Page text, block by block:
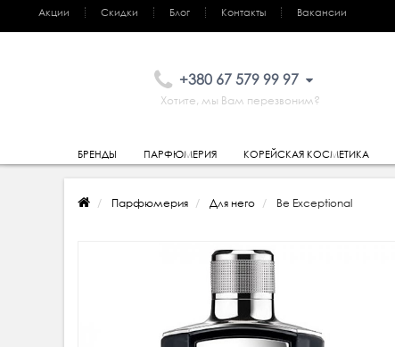
Акции Скидки Блог Контакты Вакансии
+380 67 579 99 97
Хотите, мы Вам перезвоним?
БРЕНДЫ ПАРФЮМЕРИЯ КОРЕЙСКАЯ КОСМЕТИКА
Парфюмерия Для него Be Exceptional